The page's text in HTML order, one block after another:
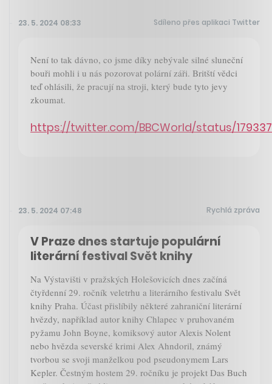
23. 5. 2024 08:33 Sdíleno přes aplikaci Twitter
Není to tak dávno, co jsme díky nebývale silné sluneční
bouři mohli i u nás pozorovat polární záři. Britští vědci
teď ohlásili, že pracují na stroji, který bude tyto jevy
zkoumat.
https://twitter.com/BBCWorld/status/
23. 5. 2024 07:48 Rychlá zpráva
V Praze dnes startuje populární
literární festival Svět knihy
Na Výstavišti v pražských Holešovicích dnes začíná
čtyřdenní 29. ročník veletrhu a literárního festivalu Svět
knihy Praha. Účast přislíbily některé zahraniční literární
hvězdy, například autor knihy Chlapec v pruhovaném
pyžamu John Boyne, komiksový autor Alexis Nolent
nebo hvězda severské krimi Alex Ahndoril, známý
tvorbou se svoji manželkou pod pseudonymem Lars
Kepler. Čestným hostem 29. ročníku je projekt Das Buch